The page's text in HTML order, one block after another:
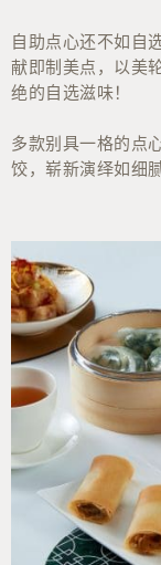
自助点心还不如自
献即制美点，以美
绝的自选滋味！
多款别具一格的点
饺，崭新演绎如细